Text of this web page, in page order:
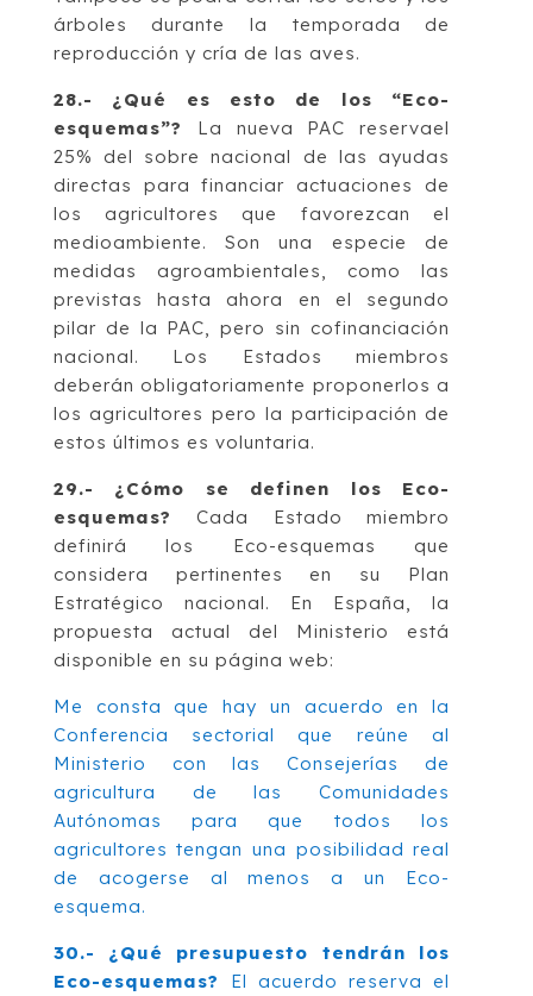
árboles durante la temporada de
reproducción y cría de las aves.
28.- ¿Qué es esto de los “Eco-
esquemas”? La nueva PAC reservael
25% del sobre nacional de las ayudas
directas para financiar actuaciones de
los agricultores que favorezcan el
medioambiente. Son una especie de
medidas agroambientales, como las
previstas hasta ahora en el segundo
pilar de la PAC, pero sin cofinanciación
nacional. Los Estados miembros
deberán obligatoriamente proponerlos a
los agricultores pero la participación de
estos últimos es voluntaria.
29.- ¿Cómo se definen los Eco-
esquemas?Cada Estado miembro
definirá los Eco-esquemas que
considera pertinentes en su Plan
Estratégico nacional. En España, la
propuesta actual del Ministerio está
disponible en su página web:
Me consta que hay un acuerdo en la
Conferencia sectorial que reúne al
Ministerio con las Consejerías de
agricultura de las Comunidades
Autónomas para que todos los
agricultores tengan una posibilidad real
de acogerse al menos a un Eco-
esquema.
30.- ¿Qué presupuesto tendrán los
Eco-esquemas? El acuerdo reserva el